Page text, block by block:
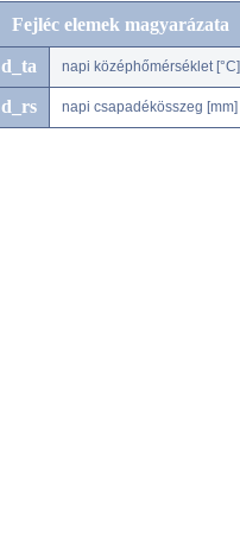
Fejléc elemek magyarázata
d_ta napi középhőmérséklet [°C]
d_rs napi csapadékösszeg [mm]